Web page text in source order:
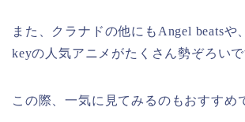
また、クラナドの他にもAngel beatsや
keyの人気アニメがたくさん勢ぞろいで
この際、一気に見てみるのもおすすめ